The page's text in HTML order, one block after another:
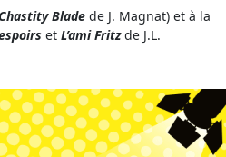
Blade de J. Magnat) et à la
et L’ami Fritzde J.L.